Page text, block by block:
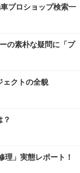
プロショップ検索一
の素朴な疑問に「プ
ェクトの全貌
？
理」実態レポート！